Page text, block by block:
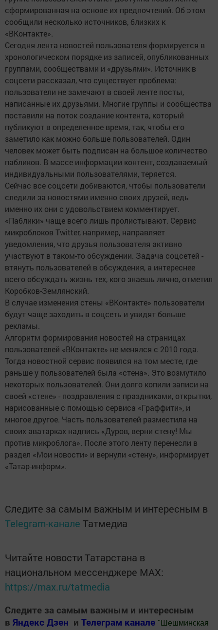
сформированная на основе их предпочтений. Об этом
сообщили несколько источников, близких к
«ВКонтакте».
Сегодня лента новостей пользователя формируется в
хронологическом порядке из записей, опубликованных
группами, сообществами и «друзьями». Источник в
соцсети рассказал, что существует проблема:
пользователи не замечают в своей ленте посты,
написанные их друзьями. Многие группы и сообщества
поставили на поток создание контента, который
публикуют в определенное время, так, чтобы его
заметило как можно больше пользователей. Один
человек может быть подписан на большое количество
пабликов. В массе информации контент, создаваемый
индивидуальными пользователями, теряется.
Сейчас все соцсети добиваются, чтобы пользователи
следили за новостями именно своих друзей, ведь
именно их они с удовольствием комментирует.
«Паблики» чаще всего лишь пролистывают. Сервис
микроблоков Twitter, например, направляет
уведомления, что друзья пользователя активно
участвуют в таком-то обсуждении. Задача соцсетей -
втянуть пользователей в обсуждения, а интереснее
всего обсуждать жизнь тех, кого знаешь лично, отметил
Коробков-Землянский.
В случае изменения стены «ВКонтакте» пользователи
будут чаще заходить в соцсеть и увидят больше
рекламы.
Алгоритм формирования новостей на страницах
пользователей «ВКонтакте» не менялся с 2010 года.
Тогда новостной сервис появился на том месте, где
раньше у пользователей была «стена». Это возмутило
некоторых пользователей. Они долго копили записи на
своей «стене» - поздравления с праздниками, открытки,
нарисованные с помощью сервиса «Граффити», и
многое другое. Часть пользователей разместила на
своих аватарках надпись «Дуров, верни стену! Мы
против микроблога». После этого ленту перенесли в
раздел «Мои новости» и вернули «стену», информирует
«Татар-информ».
Следите за самым важным и интересным в
Telegram-канале Татмедиа
Читайте новости Татарстана в
национальном мессенджере MАХ:
https://max.ru/tatmedia
Следите за самым важным и интересным
в Яндекс Дзен и Телеграм канале " Шешминская